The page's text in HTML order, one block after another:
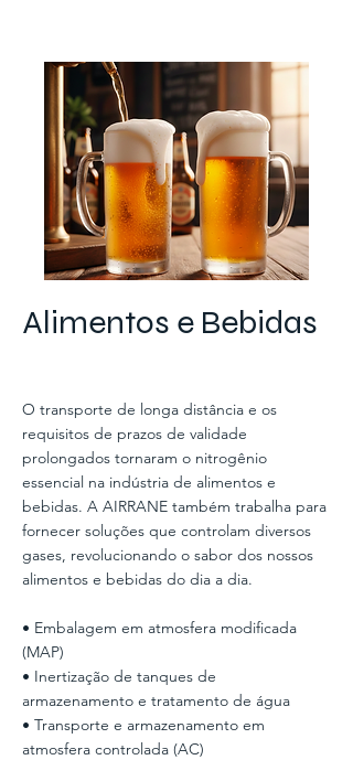
Alimentos e Bebidas
O transporte de longa distância e os
requisitos de prazos de validade
prolongados tornaram o nitrogênio
essencial na indústria de alimentos e
bebidas. A AIRRANE também trabalha para
fornecer soluções que controlam diversos
gases, revolucionando o sabor dos nossos
alimentos e bebidas do dia a dia.
• Embalagem em atmosfera modificada
(MAP)
• Inertização de tanques de
armazenamento e tratamento de água
• Transporte e armazenamento em
atmosfera controlada (AC)